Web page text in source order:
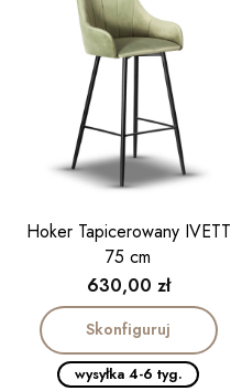
Hoker Tapicerowany IVETT
75 cm
Cena
630,00 zł
Skonfiguruj
wysyłka 4-6 tyg.